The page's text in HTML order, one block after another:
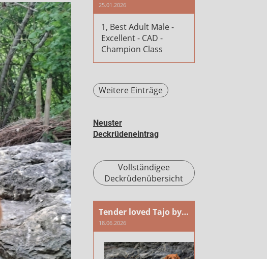
25.01.2026
1, Best Adult Male -
Excellent - CAD -
Champion Class
Weitere Einträge
Neuster
Deckrüdeneintrag
Vollständigee
Deckrüdenübersicht
Tender loved Tajo by Fire and Passion
18.06.2026